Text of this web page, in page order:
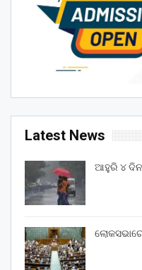
Latest News
ଆହୁରି ୪ ଦିନ